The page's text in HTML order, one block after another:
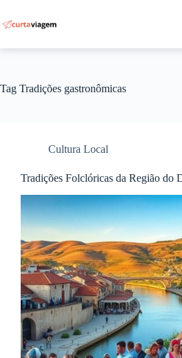
para
o
Tag Tradições gastronômicas
Cultura Local
Tradições Folclóricas da Região do